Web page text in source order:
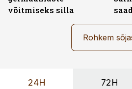
võitmiseks silla
Rohkem
24H 72H